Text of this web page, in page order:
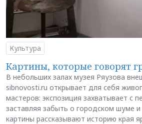
Культура
Картины, которые говорят
В небольших залах музея Ряузова
sibnovosti.ru открывает для себя
мастеров: экспозиция захватывает с
заставляя забыть о городском шуме
картины рассказывают историю края